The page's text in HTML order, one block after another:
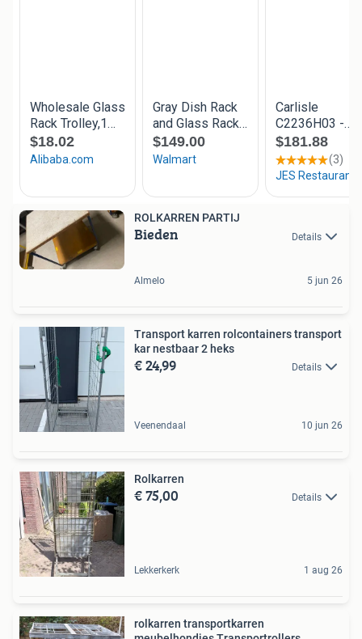
ROLKARREN PARTIJ
Bieden Details
Almelo 5 jun 26
Transport karren rolcontainers transport
kar nestbaar 2 heks
€ 24,99 Details
Veenendaal 10 jun 26
Rolkarren
€ 75,00 Details
Lekkerkerk 1 aug 26
rolkarren transportkarren